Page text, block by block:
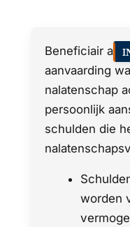
Beneficiair
aanvaarding
nalatenschap
persoonlijk
schulden die
worden